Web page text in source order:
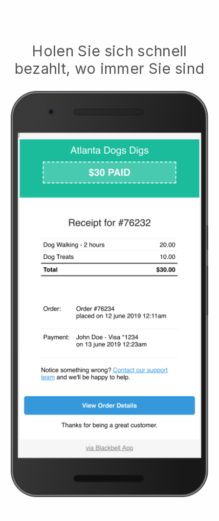
Holen Sie sich schnell
bezahlt, wo immer Sie sind